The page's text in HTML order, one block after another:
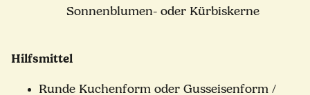
Sonnenblumen- oder Kürbiskerne
Hilfsmittel
Runde Kuchenform oder Gusseisenform /